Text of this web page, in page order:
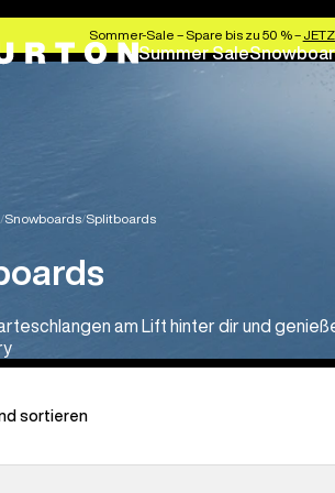
Sommer-Sale – Spare bis zu 50 % –
Summer Sale
Snowboards Splitboards
am Lift hinter dir und
sortieren